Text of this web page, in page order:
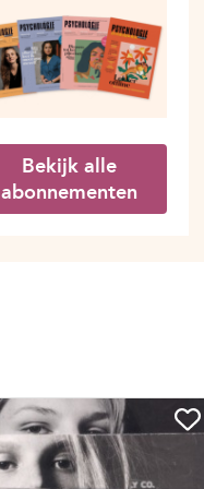
Bekijk alle
abonnementen